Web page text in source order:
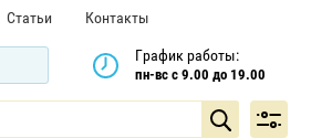
Статьи Контакты
График работы:
пн-вс с 9.00 до 19.00